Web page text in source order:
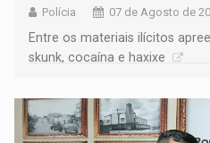
Polícia 07 de Agosto de
Entre os materiais ilícitos
skunk, cocaína e haxixe